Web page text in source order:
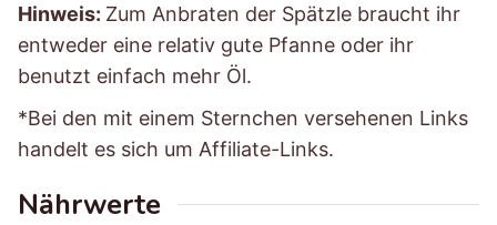
Hinweis: Zum Anbraten der Spätzle braucht ihr
entweder eine relativ gute Pfanne oder ihr
benutzt einfach mehr Öl.
*Bei den mit einem Sternchen versehenen Links
handelt es sich um Affiliate-Links.
Nährwerte